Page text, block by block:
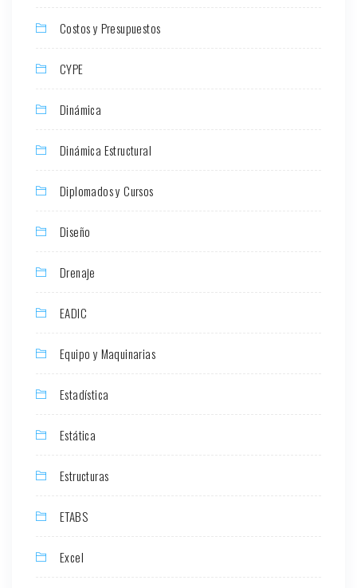
Costos y Presupuestos
CYPE
Dinámica
Dinámica Estructural
Diplomados y Cursos
Diseño
Drenaje
EADIC
Equipo y Maquinarias
Estadística
Estática
Estructuras
ETABS
Excel